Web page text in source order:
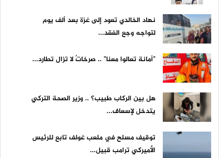
نهاد الخالدي تعود إلى غزة بعد ألف يوم
لتواجه وجع الفقد...
"أمانة تعالوا معنا" .. صرخاتٌ لا تزال تطارد...
هل بين الركاب طبيب؟ .. وزير الصحة التركي
يتدخل لإسعاف...
توقيف مسلح في ملعب غولف تابع للرئيس
الأميركي ترامب قبيل...